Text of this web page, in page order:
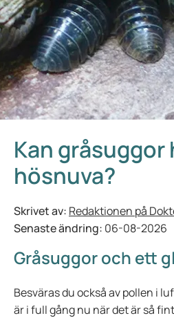
Kan
hösnuva?
Skrivet av: Redaktionen på
Senaste ändring: 06-08-2026
Gråsuggor och ett
Besväras du också av pollen i
är i full gång nu när det är så